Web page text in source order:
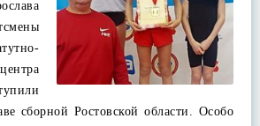
сборной Ростовской области. Особо